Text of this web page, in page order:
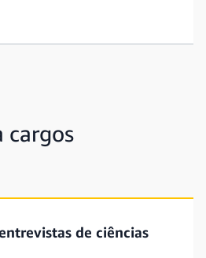
cargos
de ciências